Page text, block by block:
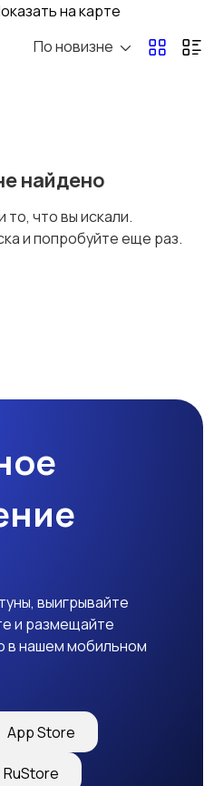
Материалы для
на карте
По новизне
найдено
то, что вы искали.
и попробуйте еще раз.
выигрывайте
и размещайте
в нашем мобильном
App Store
RuStore